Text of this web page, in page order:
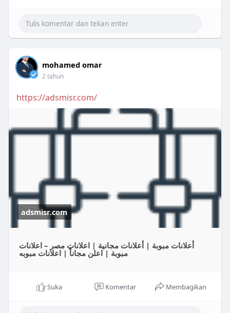
mohamed omar
2 tahun
https://adsmisr.com/
adsmisr.com
أعلانات مبوبة | أعلانات مجانية | اعلانات مصر – اعلانات
مبوبة | اعلن مجاناً | اعلانات مبوبه
Suka Komentar Membagikan